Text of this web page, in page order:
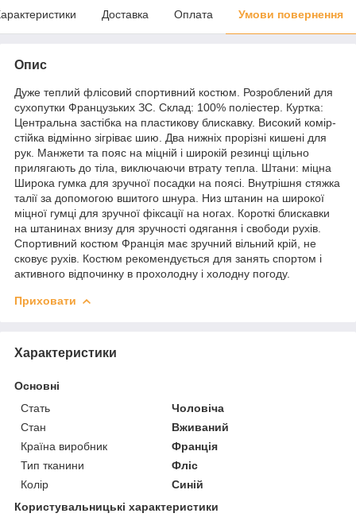
Доставка Оплата Умови повернення
Опис
Дуже теплий флісовий спортивний костюм. Розроблений для
сухопутки Французьких ЗС. Склад: 100% поліестер. Куртка:
Центральна застібка на пластикову блискавку. Високий комір-
стійка відмінно зігріває шию. Два нижніх прорізні кишені для
рук. Манжети та пояс на міцній і широкій резинці щільно
прилягають до тіла, виключаючи втрату тепла. Штани: міцна
Широка гумка для зручної посадки на поясі. Внутрішня стяжка
талії за допомогою вшитого шнура. Низ штанин на широкої
міцної гумці для зручної фіксації на ногах. Короткі блискавки
на штанинах внизу для зручності одягання і свободи рухів.
Спортивний костюм Франція має зручний вільний крій, не
сковує рухів. Костюм рекомендується для занять спортом і
активного відпочинку в прохолодну і холодну погоду.
Приховати
Характеристики
Основні
Стать
Чоловіча
Стан
Вживаний
Країна виробник
Франція
Тип тканини
Фліс
Колір
Синій
Користувальницькі характеристики